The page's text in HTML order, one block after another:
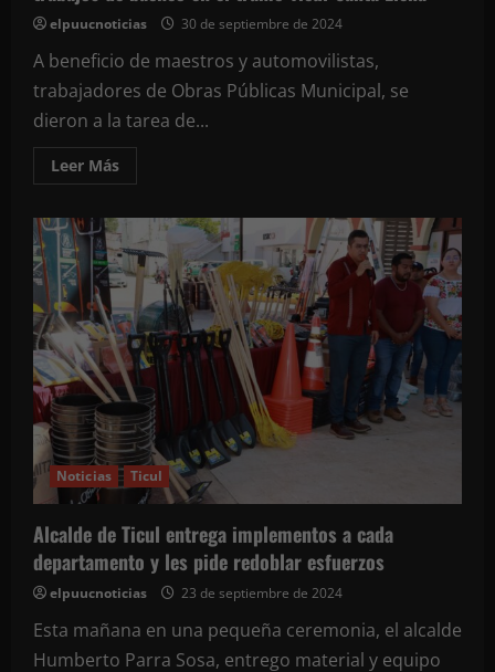
elpuucnoticias 30 de septiembre de 2024
A beneficio de maestros y automovilistas,
trabajadores de Obras Públicas Municipal, se
dieron a la tarea de...
Leer MásLeer
más
Trabajadores
de
obras
públicas
de
Ticul,
realizan
trabajos
de
bacheo
en
el
tramo
Ticul-
Santa
Elena
Noticias Ticul
Alcalde de Ticul entrega implementos a cada
departamento y les pide redoblar esfuerzos
elpuucnoticias 23 de septiembre de 2024
Esta mañana en una pequeña ceremonia, el alcalde
Humberto Parra Sosa, entrego material y equipo